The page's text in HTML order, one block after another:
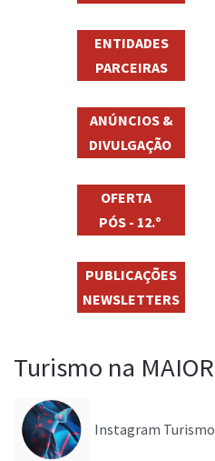
ENTIDADES
PARCEIRAS
ANÚNCIOS &
DIVULGAÇÃO
OFERTA
PÓS - 12.º
PUBLICAÇÕES
NEWSLETTERS
Turismo na MAIOR
Instagram Turismo